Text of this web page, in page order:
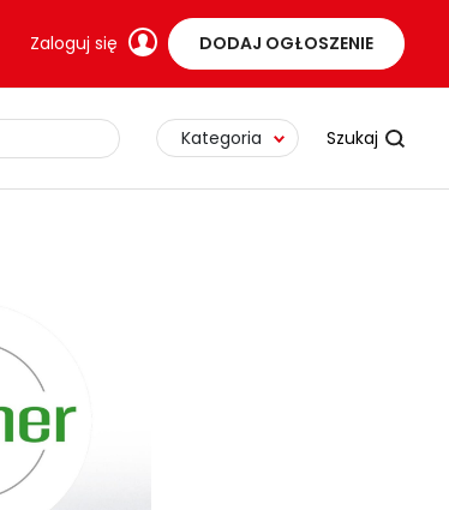
Zaloguj się DODAJ OGŁOSZENIE
Kategoria